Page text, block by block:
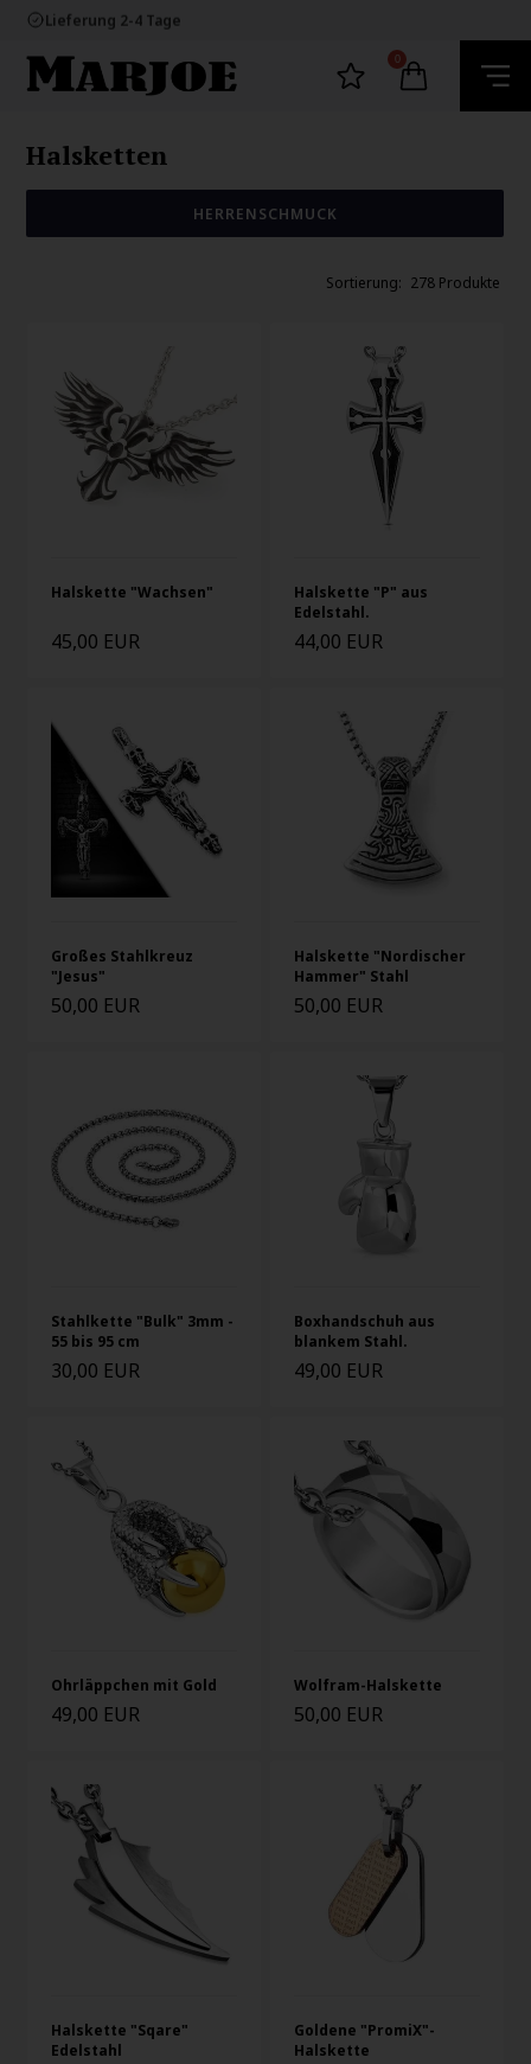
60 Tage Rückgabe
100% nikkelfrei schmuck
Lieferung 2-4 Tage
60 Tage Rückgabe
0
Halsketten
HERRENSCHMUCK
278 Produkte
Halskette "Wachsen"
45,00 EUR
Halskette "P" aus
Edelstahl.
44,00 EUR
Großes Stahlkreuz
"Jesus"
50,00 EUR
Halskette "Nordischer
Hammer" Stahl
50,00 EUR
Stahlkette "Bulk" 3mm -
55 bis 95 cm
30,00 EUR
Boxhandschuh aus
blankem Stahl.
49,00 EUR
Ohrläppchen mit Gold
49,00 EUR
Wolfram-Halskette
50,00 EUR
Halskette "Sqare"
Edelstahl
Goldene "PromiX"-
Halskette